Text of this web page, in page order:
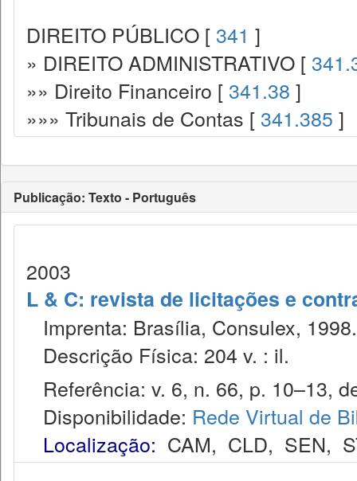
DIREITO PÚBLICO [ 341 ]
» DIREITO ADMINISTRATIVO [
»» Direito Financeiro [ 341.38 ]
»»» Tribunais de Contas [ 341.385 ]
Publicação: Texto - Português
2003
L & C: revista de licitações e
Imprenta: Brasília, Consulex, 1998.
Descrição Física: 204 v. : il.
Referência: v. 6, n. 66, p. 10–13,
Disponibilidade: Rede Virtual de
Localização: CAM, CLD, SEN,